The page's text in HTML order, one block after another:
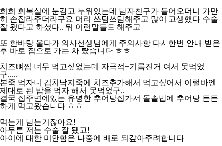
희희 회복실에 눈감고 누워있는데 남자친구가 들어오더니 가만
히 손잡라주더라구요 머리 쓰담쓰담해주고 많이 고생했다 수술
잘 됐다고 하셨다.. 뭐 이런말들도 해주고
또 한바탕 울다가 의사선생님에게 주의사항 다시한번 안내 받은
후 바로 집으로 가는 차 탔습니다 ㅎㅎ
치즈뼈찜 너무 먹고싶었는데 자극적+기름진거 여서 못먹었
구.....
본죽 먹자니 김치낙지죽에 치즈추가해서 먹고싶어서 이럴바엔
제대로 된 밥을 먹자 해서 못먹었구..
결국 집주변에있는 유명한 추어탕집가서 돌솥밥에 추어탕 든든
하게 먹고왔습니다 ㅎㅎ
먹는게 남는거잖아요!
아무튼 저는 수술 잘 됐고!
아이에 대한 미안함은 나중에 배로 되갚아주려합니다